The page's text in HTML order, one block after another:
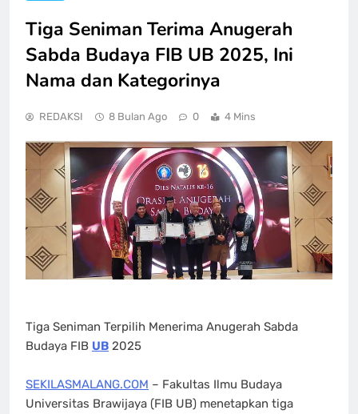
Tiga Seniman Terima Anugerah
Sabda Budaya FIB UB 2025, Ini
Nama dan Kategorinya
REDAKSI 8 Bulan Ago 0 4 Mins
Tiga Seniman Terpilih Menerima Anugerah Sabda
Budaya FIB UB 2025
SEKILASMALANG.COM – Fakultas Ilmu Budaya
Universitas Brawijaya (FIB UB) menetapkan tiga